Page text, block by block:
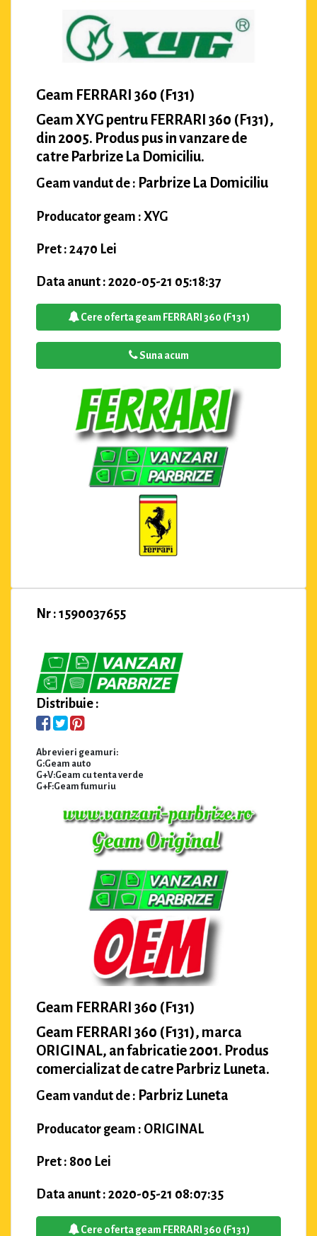
Geam FERRARI 360 (F131)
Geam XYG pentru FERRARI 360 (F131),
din 2005. Produs pus in vanzare de
catre Parbrize La Domiciliu.
Geam vandut de : Parbrize La Domiciliu
Producator geam : XYG
Pret : 2470 Lei
Data anunt : 2020-05-21 05:18:37
Cere oferta geam FERRARI 360 (F131)
Suna acum
Nr : 1590037655
Distribuie :
Abrevieri geamuri:
G:Geam auto
G+V:Geam cu tenta verde
G+F:Geam fumuriu
Geam FERRARI 360 (F131)
Geam FERRARI 360 (F131), marca
ORIGINAL, an fabricatie 2001. Produs
comercializat de catre Parbriz Luneta.
Geam vandut de : Parbriz Luneta
Producator geam : ORIGINAL
Pret : 800 Lei
Data anunt : 2020-05-21 08:07:35
Cere oferta geam FERRARI 360 (F131)